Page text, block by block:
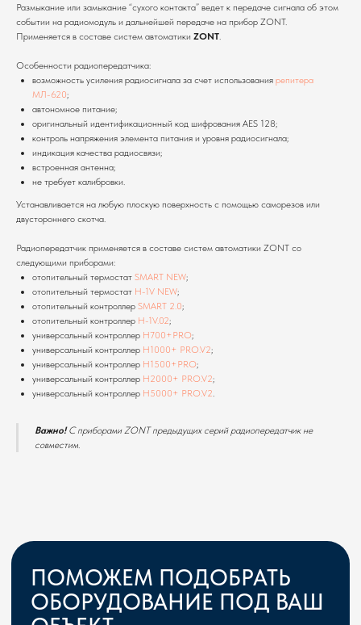
Размыкание или замыкание “сухого контакта” ведет к передаче сигнала об этом
событии на радиомодуль и дальнейшей передаче на прибор ZONT.
Применяется в составе систем автоматики ZONT.
Особенности радиопередатчика:
возможность усиления радиосигнала за счет использования репитера
МЛ-620;
автономное питание;
оригинальный идентификационный код шифрования AES 128;
контроль напряжения элемента питания и уровня радиосигнала;
индикация качества радиосвязи;
встроенная антенна;
не требует калибровки.
Устанавливается на любую плоскую поверхность с помощью саморезов или
двустороннего скотча.
Радиопередатчик применяется в составе систем автоматики ZONT со
следующими приборами:
отопительный термостат SMART NEW;
отопительный термостат H-1V NEW;
отопительный контроллер SMART 2.0;
отопительный контроллер H-1V.02;
универсальный контроллер H700+PRO;
универсальный контроллер H1000+ PRO.V2;
универсальный контроллер H1500+PRO;
универсальный контроллер H2000+ PRO.V2;
универсальный контроллер H5000+ PRO.V2.
Важно!C приборами ZONT предыдущих серий радиопередатчик не
совместим.
ПОМОЖЕМ ПОДОБРАТЬ
ОБОРУДОВАНИЕ ПОД ВАШ
Ответим в течении 15 минут. Если заявка поступила
после 21.00 - в 9.00 следующего дня.
Напишите нам прямо сейчас:
Расскажите о вашей задаче - инженер подберет
варианты решения со стоимостью
+7
Я подтверждаю ознакомление и даюСогласие на
моих персональных данных в порядке и на
условиях, указанных в
персональных данных
ОТПРАВИТЬ